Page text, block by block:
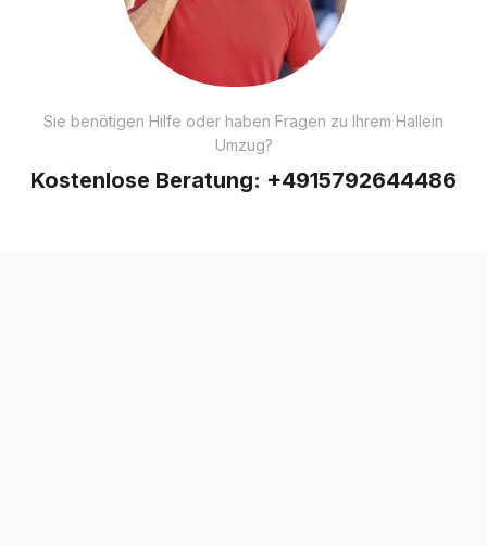
Sie benötigen Hilfe oder haben Fragen zu Ihrem Hallein
Umzug?
Kostenlose Beratung: +4915792644486